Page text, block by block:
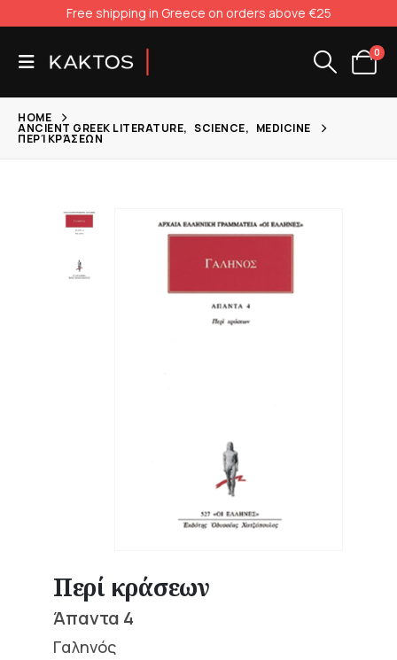
Free shipping in Greece on orders above €25
0
HOME
ANCIENT GREEK LITERATURE, SCIENCE, MEDICINE
ΠΕΡΊ ΚΡΆΣΕΩΝ
Περί κράσεων
Άπαντα 4
Γαληνός